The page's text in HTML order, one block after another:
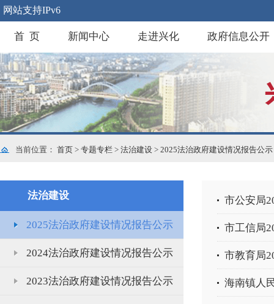
网站支持IPv6
首 页 新闻中心 走进兴化 政府信息公开
当前位置： 首页 > 专题专栏 > 法治建设 > 2025法治政府建设情况报告公示
法治建设
2025法治政府建设情况报告公示
2024法治政府建设情况报告公示
2023法治政府建设情况报告公示
市公安局
市工信局
市教育局
海南镇人